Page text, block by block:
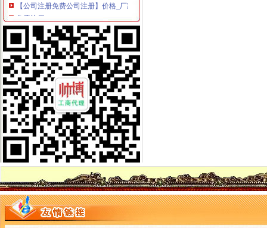
免费注册
免费注册
免费注册百度推广|百度推广官方网站
免费注册公司流程
注册香港公司的流程-注册香港公司-香港骏诚商务有限公司
滨州注册公司流程及费用,会计代理记账报税,商标注册代理【永道卓
0元注册公司流程
100万注册公司流程|100万注册公司费用|100万注册公司需要的资料-企
注册闵行华漕公司_闵行华漕注册公司流程和费用-上海优优网
一元注册公司流程
广东改革审批流程“先照后证”一元办公司_网易财经
南京0元出资注册公司流程-南京58同城
一元公司
注册资本登记制度改革满月江苏“一元公司”成为现实_中国江苏网
南京新规实施一月登记量大增无“一元公司”_央广网
1元注册公司
1元注册邯郸公司邯郸办照公司变更邯郸代理记账—邯郸—快点8分类信
北京朝区、海淀区公司注册只要1元